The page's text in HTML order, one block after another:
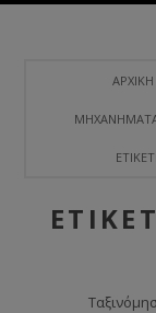
ΑΡΧΙΚΉ
ΜΗΧΑΝΉΜΑΤΑ